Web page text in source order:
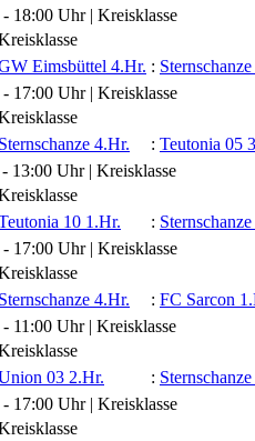
18:00 Uhr | Kreisklasse
Eimsbüttel 4.Hr. :
17:00 Uhr | Kreisklasse
Sternschanze 4.Hr.
: Teutonia 05
13:00 Uhr | Kreisklasse
10 1.Hr.
:
17:00 Uhr | Kreisklasse
Sternschanze 4.Hr.
: FC Sarcon
11:00 Uhr | Kreisklasse
03 2.Hr.
:
17:00 Uhr | Kreisklasse